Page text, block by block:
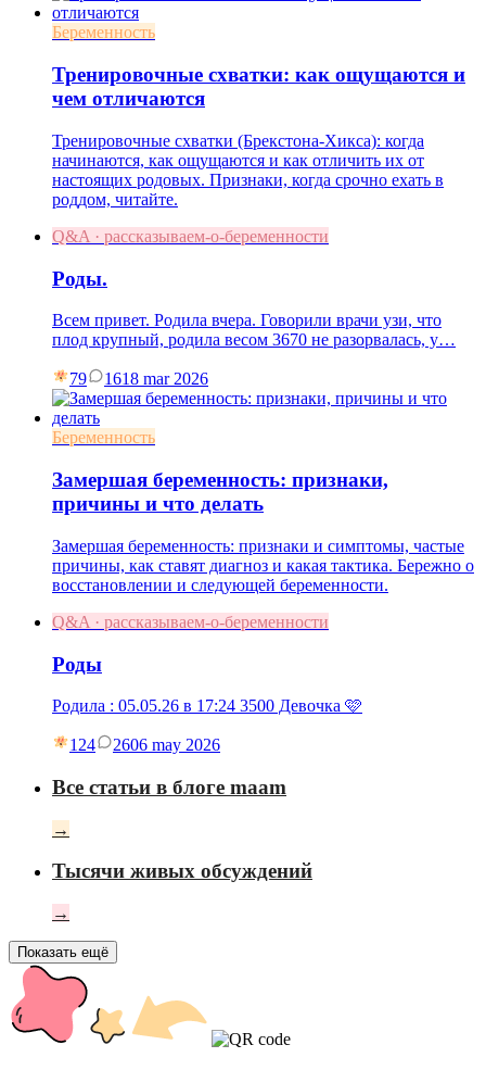
Беременность
Тренировочные схватки: как ощущаются и
чем отличаются
Тренировочные схватки (Брекстона-Хикса): когда
начинаются, как ощущаются и как отличить их от
настоящих родовых. Признаки, когда срочно ехать в
роддом, читайте.
Q&A · рассказываем-о-беременности
Роды.
Всем привет. Родила вчера. Говорили врачи узи, что
плод крупный, родила весом 3670 не разорвалась, у…
79 1618 mar 2026
Беременность
Замершая беременность: признаки,
причины и что делать
Замершая беременность: признаки и симптомы, частые
причины, как ставят диагноз и какая тактика. Бережно о
восстановлении и следующей беременности.
Q&A · рассказываем-о-беременности
Роды
Родила : 05.05.26 в 17:24 3500 Девочка 🩷
124 2606 may 2026
Все статьи в блоге maam
→
Тысячи живых обсуждений
→
Показать ещё